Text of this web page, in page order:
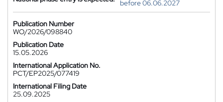
before 06.06.2027
Publication Number
WO/2026/098840
Publication Date
15.05.2026
International Application No.
PCT/EP2025/077419
International Filing Date
25.09.2025